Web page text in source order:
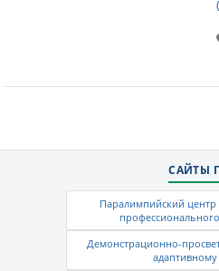
САЙТЫ
Паралимпийский центр
Демонстрационно-
адаптивному